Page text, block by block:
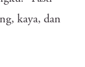
kaya, dan